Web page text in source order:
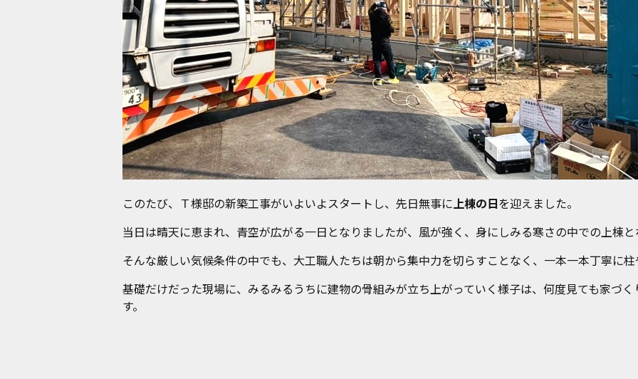
このたび、Ｔ様邸の新築工事がいよいよスタートし、先日無事に上棟の日を迎えました。
当日は晴天に恵まれ、青空が広がる一日となりましたが、風が強く、身にしみる寒さの中での上棟
そんな厳しい気候条件の中でも、大工職人たちは朝から集中力を切らすことなく、一本一本丁寧に
基礎だけだった現場に、みるみるうちに建物の骨組みが立ち上がっていく様子は、何度見ても家づ
す。